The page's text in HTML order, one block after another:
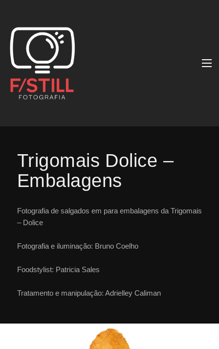
Trigomais Dolice –
Embalagens
Fotografia de salgados em para embalagens da Trigomais
– Dolice
Fotografia e iluminação: Bruno Coelho
Foodstylist: Patricia Sales
Tratamento e manipulação: Adrielley Caliman